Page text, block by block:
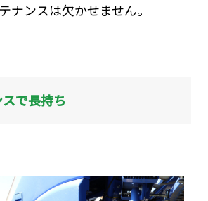
ナンスは欠かせません。
で長持ち